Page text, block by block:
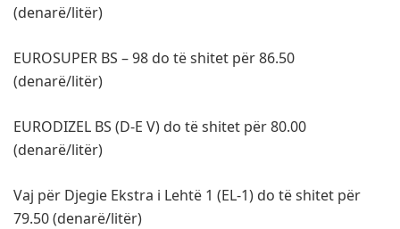
(denarë/litër)
EUROSUPER BS – 98 do të shitet për 86.50
(denarë/litër)
EURODIZEL BS (D-E V) do të shitet për 80.00
(denarë/litër)
Vaj për Djegie Ekstra i Lehtë 1 (EL-1) do të shitet për
79.50 (denarë/litër)